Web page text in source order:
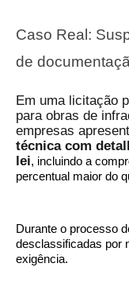
Caso Real:
de
Em uma licitação
para obras de
empresas
técnica com
lei, incluindo a
percentual maior do
Durante o processo
desclassificadas por
exigência.